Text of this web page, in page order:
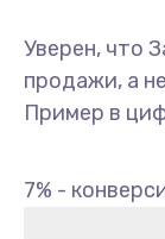
Уверен, что
продажи, а
Пример в
7% -